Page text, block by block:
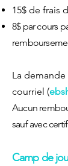
15$ de frais
8$ par cours
rembourseme
La
courriel (
Aucun
sauf avec
Camp de